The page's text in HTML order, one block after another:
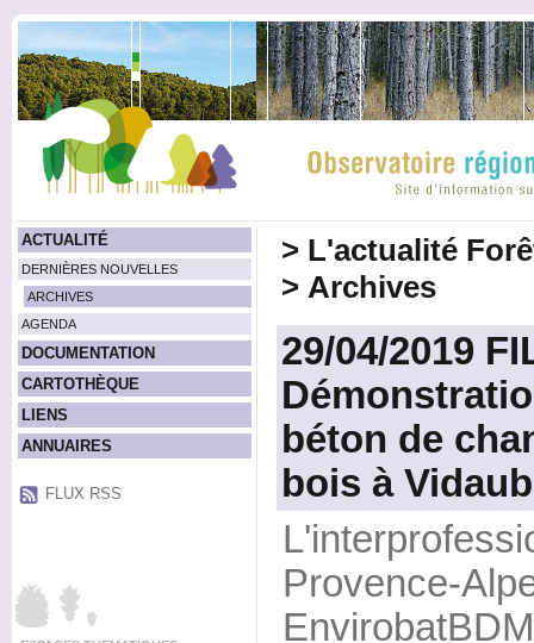
ACTUALITÉ
DERNIÈRES NOUVELLES
ARCHIVES
AGENDA
DOCUMENTATION
CARTOTHÈQUE
LIENS
ANNUAIRES
FLUX RSS
> L'actualité
> Archives
29/04/2019
béton de
bois à
Provence-